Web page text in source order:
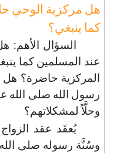
هل مركزية الوحي
كما ينبغي؟
السؤال الأهم:
عند المسلمين كما
المركزية حاضرة؟ هل
رسول الله صلى الله
وحلَّاً لمشكلاتهم؟
يُعقَد عقد
وسُنَّة رسوله صلى